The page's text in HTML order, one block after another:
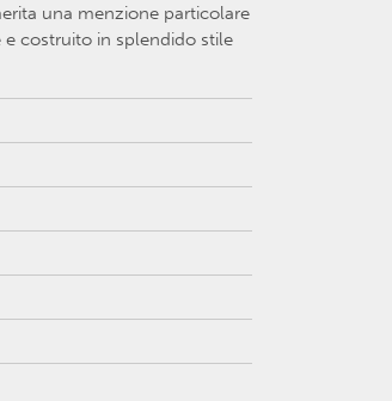
una menzione particolare
e costruito in splendido stile